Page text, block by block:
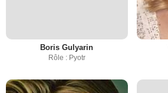
Boris Gulyarin
Rôle : Pyotr